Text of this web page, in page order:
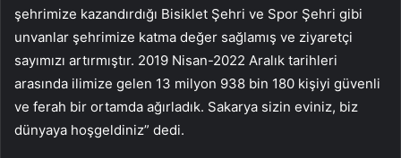
şehrimize kazandırdığı Bisiklet Şehri ve Spor Şehri gibi
unvanlar şehrimize katma değer sağlamış ve ziyaretçi
sayımızı artırmıştır. 2019 Nisan-2022 Aralık tarihleri ​​
arasında ilimize gelen 13 milyon 938 bin 180 kişiyi güvenli
ve ferah bir ortamda ağırladık. Sakarya sizin eviniz, biz
dünyaya hoşgeldiniz” dedi.